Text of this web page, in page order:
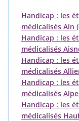
Handicap : les
médicalisés Ain
Handicap : les
médicalisés
Handicap : les
médicalisés
Handicap : les
médicalisés
Handicap : les
médicalisés